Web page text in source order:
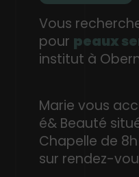
Vous
pour peaux
institut à
Marie vous
é& Beauté
Chapelle de
sur rendez-